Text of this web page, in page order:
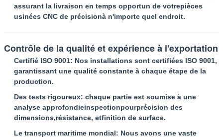
assurant la livraison en temps opportun de votrepièces
usinées CNC de précisionà n'importe quel endroit.
Contrôle de la qualité et expérience à l'exportation
Certifié ISO 9001: Nos installations sont certifiées ISO 9001,
garantissant une qualité constante à chaque étape de la
production.
Des tests rigoureux: chaque partie est soumise à une
analyse approfondieinspectionpourprécision des
dimensions,résistance, etfinition de surface.
Le transport maritime mondial: Nous avons une vaste